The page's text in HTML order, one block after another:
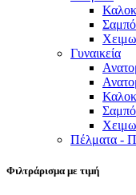
Σαμπό
Γυναικεία
Σαμπό
Πέλματα -
Φιλτράρισμα με τιμή